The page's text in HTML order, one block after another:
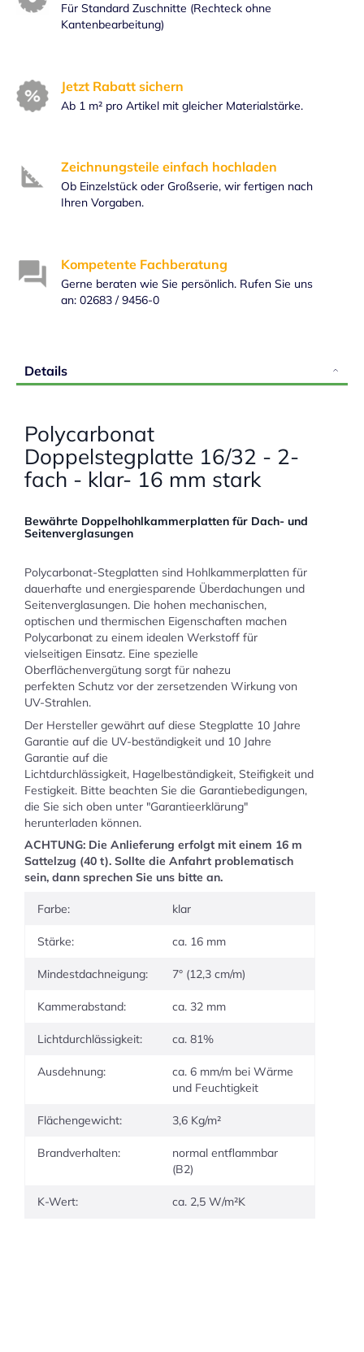
Für Standard Zuschnitte (Rechteck ohne
Kantenbearbeitung)
Jetzt Rabatt sichern
Ab 1 m² pro Artikel mit gleicher Materialstärke.
Zeichnungsteile einfach hochladen
Ob Einzelstück oder Großserie, wir fertigen nach
Ihren Vorgaben.
Kompetente Fachberatung
Gerne beraten wie Sie persönlich. Rufen Sie uns
an: 02683 / 9456-0
Details
Polycarbonat
Doppelstegplatte 16/32 - 2-
fach - klar- 16 mm stark
Bewährte Doppelhohlkammerplatten für Dach- und
Seitenverglasungen
Polycarbonat-Stegplatten sind Hohlkammerplatten für
dauerhafte und energiesparende Überdachungen und
Seitenverglasungen. Die hohen mechanischen,
optischen und thermischen Eigenschaften machen
Polycarbonat zu einem idealen Werkstoff für
vielseitigen Einsatz. Eine spezielle
Oberflächenvergütung sorgt für nahezu
perfekten Schutz vor der zersetzenden Wirkung von
UV-Strahlen.
Der Hersteller gewährt auf diese Stegplatte 10 Jahre
Garantie auf die UV-beständigkeit und 10 Jahre
Garantie auf die
Lichtdurchlässigkeit, Hagelbeständigkeit, Steifigkeit und
Festigkeit. Bitte beachten Sie die Garantiebedigungen,
die Sie sich oben unter "Garantieerklärung"
herunterladen können.
ACHTUNG: Die Anlieferung erfolgt mit einem 16 m
Sattelzug (40 t). Sollte die Anfahrt problematisch
sein, dann sprechen Sie uns bitte an.
Farbe: klar
Stärke: ca. 16 mm
Mindestdachneigung: 7° (12,3 cm/m)
Kammerabstand: ca. 32 mm
Lichtdurchlässigkeit: ca. 81%
Ausdehnung:
ca. 6 mm/m bei Wärme
und Feuchtigkeit
Flächengewicht: 3,6 Kg/m²
Brandverhalten:
normal entflammbar
(B2)
K-Wert: ca. 2,5 W/m²K